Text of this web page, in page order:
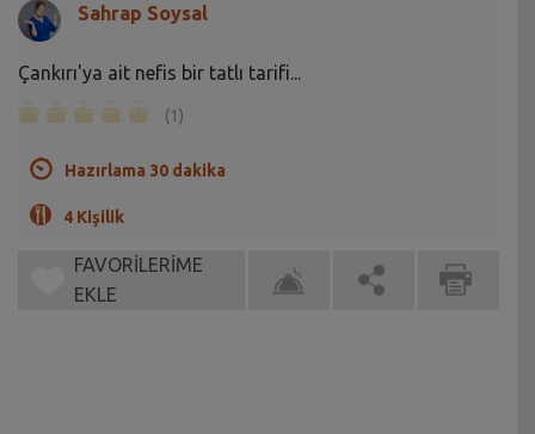
Sahrap Soysal
Çankırı'ya ait nefis bir tatlı tarifi...
(1)
Hazırlama 30 dakika
4 Kişilik
FAVORİLERİME
EKLE